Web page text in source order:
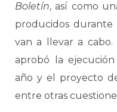
Boletín, así como
producidos
van a llevar a cabo.
aprobó la
año y el proyecto
entre otras